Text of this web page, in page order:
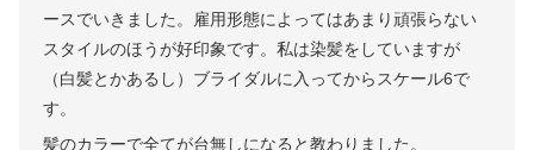
ースでいきました。雇用形態によってはあまり頑張らない
スタイルのほうが好印象です。私は染髪をしていますが
（白髪とかあるし）ブライダルに入ってからスケール6で
す。
髪のカラーで全てが台無しになると教わりました。